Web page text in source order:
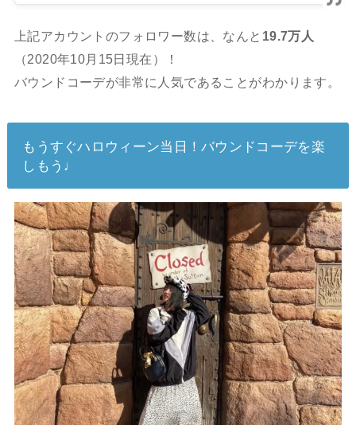
上記アカウントのフォロワー数は、なんと 19.7万人
（2020年10月15日現在）！
バウンドコーデが非常に人気であることがわかります。
もうすぐハロウィーン当日！バウンドコーデを楽
しもう♩